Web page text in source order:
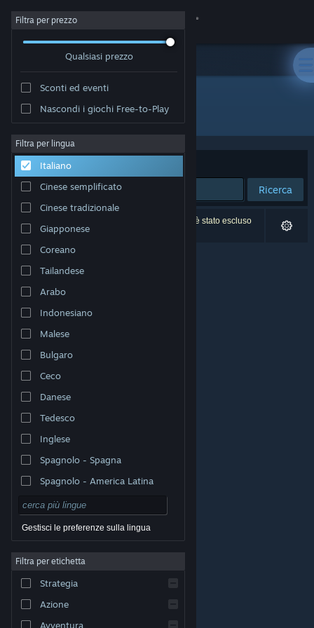
Accedi
Informazioni
Assistenza
Cambia la lingua
Ottieni l'app mobile di Steam
Visualizza il sito web per desktop
appartengono ai rispettivi proprietari negli Stati Uniti e
legali|
Steam| Rimborsi|
Filtra per prezzo
Qualsiasi prezzo
Sconti ed eventi
Nascondi i giochi Free-to-Play
Filtra per lingua
Italiano
Cinese semplificato
Cinese tradizionale
Giapponese
Coreano
Tailandese
Arabo
Indonesiano
Malese
Bulgaro
Ceco
Danese
Tedesco
Inglese
Spagnolo - Spagna
Spagnolo - America Latina
Gestisci le preferenze sulla lingua
Filtra per etichetta
Strategia
Azione
Avventura
Sviluppatore: Tobias Hendricks
Ordina per Rilevanza
Ricerca
0 risultati corrispondono alla tua ricerca. 1 titolo è stato escluso
in base alle tue preferenze.